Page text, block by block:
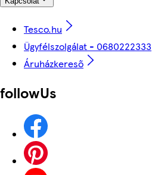
Tesco.hu
Ügyfélszolgálat - 0680222333
Áruházkereső
followUs